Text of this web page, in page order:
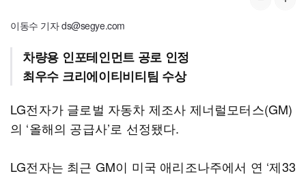
이동수 기자 ds@segye.com
차량용 인포테인먼트 공로 인정
최우수 크리에이티비티팀 수상
LG전자가 글로벌 자동차 제조사 제너럴모터스(GM)
의 ‘올해의 공급사’로 선정됐다.
LG전자는 최근 GM이 미국 애리조나주에서 연 ‘제33